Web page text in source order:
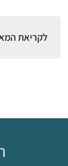
לקריאת